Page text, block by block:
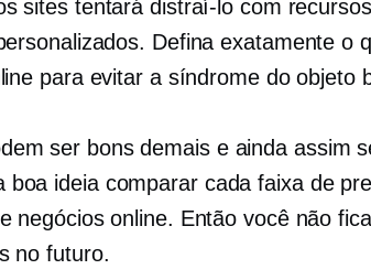
sites tentará distraí-lo com recursos
Defina exatamente o
para evitar a síndrome do objeto
ser bons demais e ainda assim
boa ideia comparar cada faixa de
negócios online. Então você não
no futuro.